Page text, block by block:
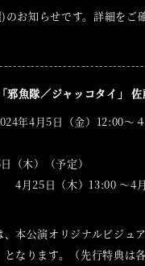
お知らせです。詳細をご
魚隊／ジャッコタイ」 佐
年4月5日（金）12:00～４
木）（予定）
月25日（木）13:00 ～4月
本公演オリジナルビジュ
なります。（先行特典は